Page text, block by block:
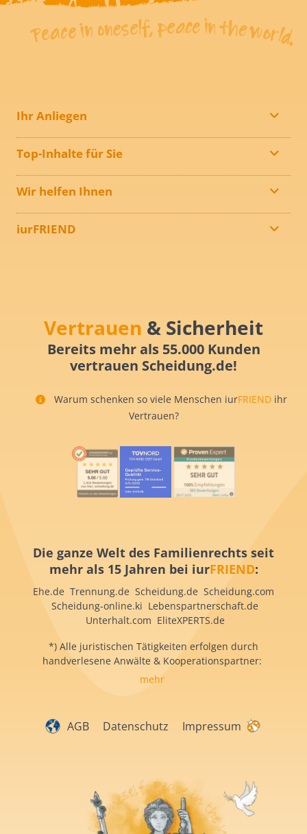
Ihr Anliegen
Top-Inhalte für Sie
Wir helfen Ihnen
iurFRIEND
Vertrauen & Sicherheit
Bereits mehr als 55.000 Kunden
vertrauen Scheidung.de!
Warum schenken so viele Menschen iurFRIEND ihr
Vertrauen?
Die ganze Welt des Familienrechts seit
mehr als 15 Jahren bei iurFRIEND:
Ehe.de Trennung.de Scheidung.de Scheidung.com
Scheidung-online.ki Lebenspartnerschaft.de
Unterhalt.com EliteXPERTS.de
*) Alle juristischen Tätigkeiten erfolgen durch
handverlesene Anwälte & Kooperationspartner:
mehr
AGB Datenschutz Impressum